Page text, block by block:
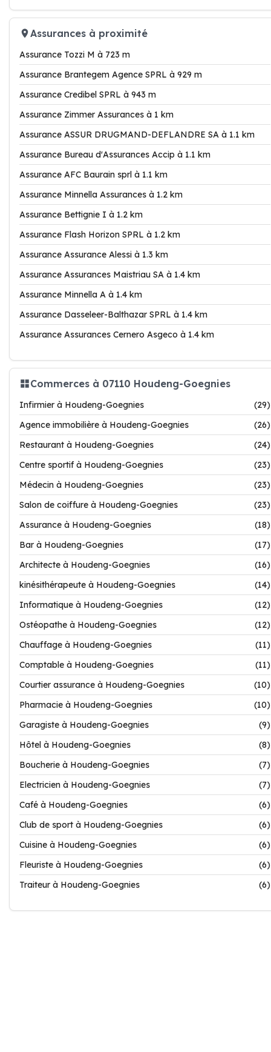
Assurances à proximité
Assurance Tozzi M à 723 m
Assurance Brantegem Agence SPRL à 929 m
Assurance Credibel SPRL à 943 m
Assurance Zimmer Assurances à 1 km
Assurance ASSUR DRUGMAND-DEFLANDRE SA à 1.1 km
Assurance Bureau d'Assurances Accip à 1.1 km
Assurance AFC Baurain sprl à 1.1 km
Assurance Minnella Assurances à 1.2 km
Assurance Bettignie I à 1.2 km
Assurance Flash Horizon SPRL à 1.2 km
Assurance Assurance Alessi à 1.3 km
Assurance Assurances Maistriau SA à 1.4 km
Assurance Minnella A à 1.4 km
Assurance Dasseleer-Balthazar SPRL à 1.4 km
Assurance Assurances Cernero Asgeco à 1.4 km
Commerces à 07110 Houdeng-Goegnies
Infirmier à Houdeng-Goegnies
(29)
Agence immobilière à Houdeng-Goegnies
(26)
Restaurant à Houdeng-Goegnies
(24)
Centre sportif à Houdeng-Goegnies
(23)
Médecin à Houdeng-Goegnies
(23)
Salon de coiffure à Houdeng-Goegnies
(23)
Assurance à Houdeng-Goegnies
(18)
Bar à Houdeng-Goegnies
(17)
Architecte à Houdeng-Goegnies
(16)
kinésithérapeute à Houdeng-Goegnies
(14)
Informatique à Houdeng-Goegnies
(12)
Ostéopathe à Houdeng-Goegnies
(12)
Chauffage à Houdeng-Goegnies
(11)
Comptable à Houdeng-Goegnies
(11)
Courtier assurance à Houdeng-Goegnies
(10)
Pharmacie à Houdeng-Goegnies
(10)
Garagiste à Houdeng-Goegnies
(9)
Hôtel à Houdeng-Goegnies
(8)
Boucherie à Houdeng-Goegnies
(7)
Electricien à Houdeng-Goegnies
(7)
Café à Houdeng-Goegnies
(6)
Club de sport à Houdeng-Goegnies
(6)
Cuisine à Houdeng-Goegnies
(6)
Fleuriste à Houdeng-Goegnies
(6)
Traiteur à Houdeng-Goegnies
(6)